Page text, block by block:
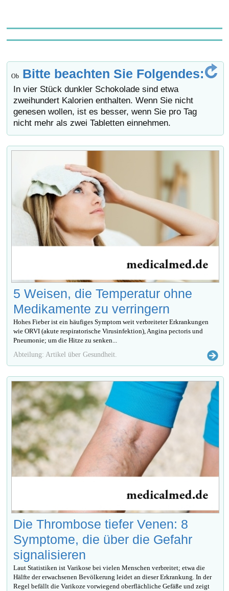
Ob Bitte beachten Sie Folgendes:
In vier Stück dunkler Schokolade sind etwa
zweihundert Kalorien enthalten. Wenn Sie nicht
genesen wollen, ist es besser, wenn Sie pro Tag
nicht mehr als zwei Tabletten einnehmen.
5 Weisen, die Temperatur ohne
Medikamente zu verringern
Hohes Fieber ist ein häufiges Symptom weit verbreiteter Erkrankungen
wie ORVI (akute respiratorische Virusinfektion), Angina pectoris und
Pneumonie; um die Hitze zu senken...
Abteilung: Artikel über Gesundheit.
Die Thrombose tiefer Venen: 8
Symptome, die über die Gefahr
signalisieren
Laut Statistiken ist Varikose bei vielen Menschen verbreitet; etwa die
Hälfte der erwachsenen Bevölkerung leidet an dieser Erkrankung. In der
Regel befällt die Varikoze vorwiegend oberflächliche Gefäße und zeigt